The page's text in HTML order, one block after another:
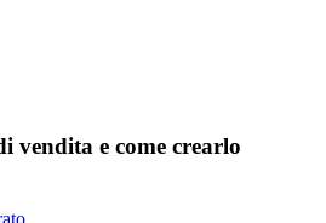
vendita e come crearlo